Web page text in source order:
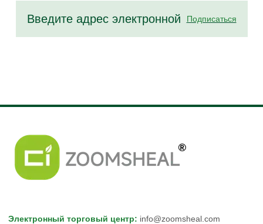
Подписаться
Электронный торговый центр: info@zoomsheal.com